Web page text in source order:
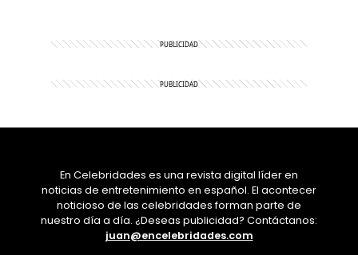
En Celebridades es una revista digital líder en
noticias de entretenimiento en español. El acontecer
noticioso de las celebridades forman parte de
nuestro día a día. ¿Deseas publicidad? Contáctanos:
juan@encelebridades.com